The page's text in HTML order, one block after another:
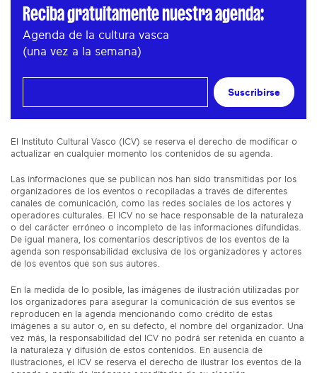
Reciba gratuitamente nuestra agenda:
Agenda de la cultura vasca
(una vez a la semana)
Suscribirse
El Instituto Cultural Vasco (ICV) se reserva el derecho de modificar o
actualizar en cualquier momento los contenidos de su agenda.
Las informaciones que se publican nos han sido transmitidas por los
organizadores de los eventos o recopiladas a través de diferentes
canales de comunicación, como las redes sociales de los actores y
operadores culturales. El ICV no se hace responsable de la naturaleza
o del carácter erróneo o incompleto de las informaciones difundidas.
De igual manera, los comentarios descriptivos de los eventos de la
agenda son responsabilidad exclusiva de los organizadores y actores
de los eventos que son sus autores.
En la medida de lo posible, las imágenes de ilustración utilizadas por
los organizadores para asegurar la comunicación de sus eventos se
reproducen en la agenda mencionando como crédito de estas
imágenes a su autor o, en su defecto, el nombre del organizador. Una
vez más, la responsabilidad del ICV no podrá ser retenida en cuanto a
la naturaleza y difusión de estos contenidos. En ausencia de
ilustraciones, el ICV se reserva el derecho de ilustrar los eventos de la